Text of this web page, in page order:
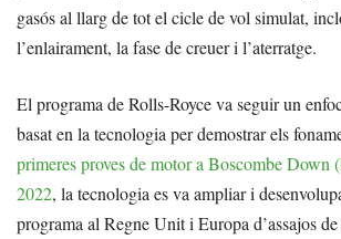
gasós al llarg de tot el cicle de vol simulat,
l’enlairament, la fase de creuer i l’aterratge.
El programa de Rolls-Royce va seguir un
basat en la tecnologia per demostrar els
primeres proves de motor a Boscombe Down
2022, la tecnologia es va ampliar i
programa al Regne Unit i Europa d’assajos